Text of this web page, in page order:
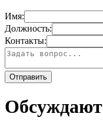
Имя:
Должность:
Контакты:
Обсуждают